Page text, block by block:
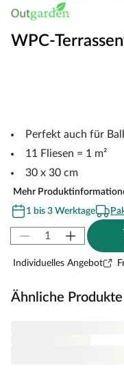
WPC-
Perfekt auch für
11 Fliesen = 1 m²
30 x 30 cm
Mehr
1 bis 3 Werktage
Individuelles Angebot
Ähnliche Produkte